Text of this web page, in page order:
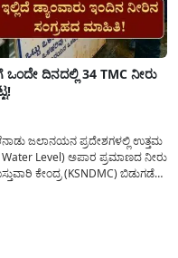
ದಿನದಲ್ಲಿ 34 TMC ನೀರು
ಜಲಾನಯನ ಪ್ರದೇಶಗಳಲ್ಲಿ ಉತ್ತಮ
Level) ಅಪಾರ ಪ್ರಮಾಣದ ನೀರು
ಕೇಂದ್ರ (KSNDMC) ಬಿಡುಗಡೆ